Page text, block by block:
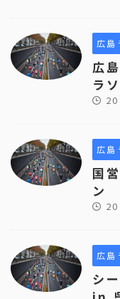
広島
広
ラ
広島
国
ン
広島
シ